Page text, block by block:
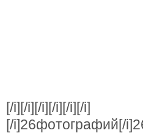
[/i][/i][/i][/i][/i][/i]
[/i]26фотографий[/